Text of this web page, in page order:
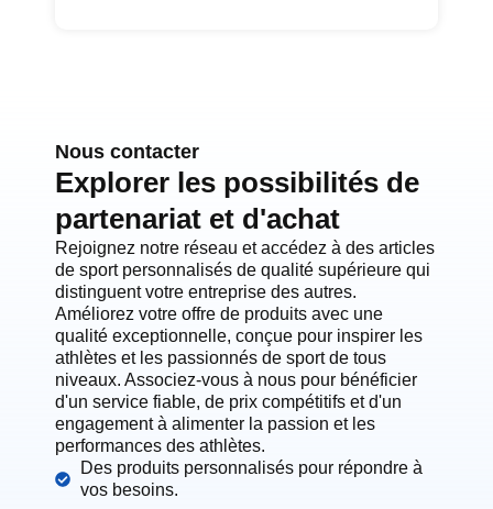
Nous contacter
Explorer les possibilités de
partenariat et d'achat
Rejoignez notre réseau et accédez à des articles
de sport personnalisés de qualité supérieure qui
distinguent votre entreprise des autres.
Améliorez votre offre de produits avec une
qualité exceptionnelle, conçue pour inspirer les
athlètes et les passionnés de sport de tous
niveaux. Associez-vous à nous pour bénéficier
d'un service fiable, de prix compétitifs et d'un
engagement à alimenter la passion et les
performances des athlètes.
Des produits personnalisés pour répondre à
vos besoins.